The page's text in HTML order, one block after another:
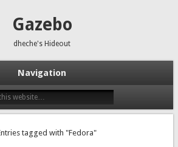
Gazebo
dheche's Hideout
Navigation
tagged with "Fedora"